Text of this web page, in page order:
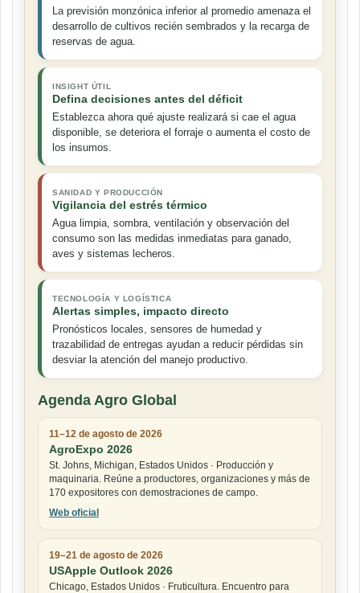
La previsión monzónica inferior al promedio amenaza el
desarrollo de cultivos recién sembrados y la recarga de
reservas de agua.
INSIGHT ÚTIL
Defina decisiones antes del déficit
Establezca ahora qué ajuste realizará si cae el agua
disponible, se deteriora el forraje o aumenta el costo de
los insumos.
SANIDAD Y PRODUCCIÓN
Vigilancia del estrés térmico
Agua limpia, sombra, ventilación y observación del
consumo son las medidas inmediatas para ganado,
aves y sistemas lecheros.
TECNOLOGÍA Y LOGÍSTICA
Alertas simples, impacto directo
Pronósticos locales, sensores de humedad y
trazabilidad de entregas ayudan a reducir pérdidas sin
desviar la atención del manejo productivo.
Agenda Agro Global
11–12 de agosto de 2026
AgroExpo 2026
St. Johns, Michigan, Estados Unidos · Producción y
maquinaria. Reúne a productores, organizaciones y más de
170 expositores con demostraciones de campo.
Web oficial
19–21 de agosto de 2026
USApple Outlook 2026
Chicago, Estados Unidos · Fruticultura. Encuentro para